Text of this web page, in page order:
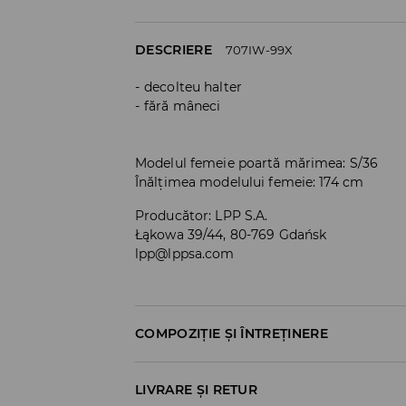
DESCRIERE 707IW-99X
decolteu halter
fără mâneci
Modelul femeie poartă mărimea: S/36
Înălțimea modelului femeie: 174 cm
Producător: LPP S.A.
Łąkowa 39/44, 80-769 Gdańsk
lpp@lppsa.com
COMPOZIȚIE ȘI ÎNTREȚINERE
PRIMUL MATERIAL : 95% POLIESTER, 5%
LIVRARE ȘI RETUR